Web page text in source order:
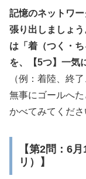
記憶のネットワ
張り出しましょ
は「着（つく・
を、【5つ】一気
（例：着陸、終
無事にゴールへ
かべてみてくださ
【第2問：6
リ）】